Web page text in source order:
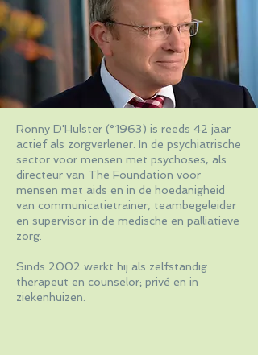
Ronny D'Hulster (°1963) is reeds 42 jaar
actief als zorgverlener. In de psychiatrische
sector voor mensen met psychoses, als
directeur van The Foundation voor
mensen met aids en in de hoedanigheid
van communicatietrainer, teambegeleider
en supervisor in de medische en palliatieve
zorg.
Sinds 2002 werkt hij als zelfstandig
therapeut en counselor; privé en in
ziekenhuizen.